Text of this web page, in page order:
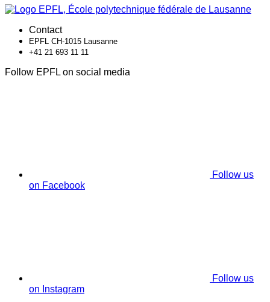
Contact
EPFL CH-1015 Lausanne
+41 21 693 11 11
Follow EPFL on social media
Follow us
on Facebook
Follow us
on Instagram